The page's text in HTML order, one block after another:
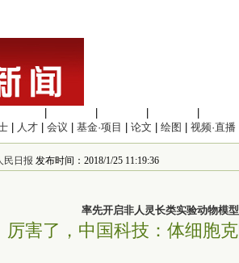
人才 会议 基金·项目 论文 绘图 视频·直播
民日报 发布时间：2018/1/25 11:19:36
率先开启非人灵长类实验动物模
厉害了，中国科技：体细胞